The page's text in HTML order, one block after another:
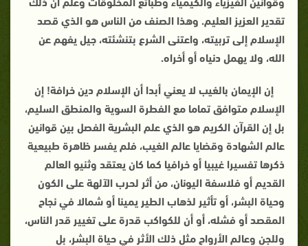
تقدير العزيز العليم. وهذا الصنف من الناس هو الذي قصد
الإسلام إلى تربيته، واعتنى الشرع بتنشئته، جيل يفهم عن
الله، ولا يهمل دنياه أو أخراه.
إن الإيمان بالغيب لا يعني أبدا أن الإسلام دين خرافة! إن
الإسلام متوافق تماما مع الفطرة السوية والمنطق السليم،
بل إن القرآن الكريم هو الذي علم البشرية الفصل بين قوانين
عالم الشهادة وقضايا عالم الغيب، فلم يفسر ظاهرة طبيعية
ذكرها تفسيرا غيبيا أو خرافيا كما كان يعتقد وثنيو العالم
القديم أو فلاسفة اليونان، من أثر لحرب الآلهة على الكون
وحياة البشر، أو تأثير لذهاب الطير يمينا أو شمالا في نجاح
المقصد أو فشله، أو أن للكواكب قدرة على تغيير قدر الناس،
وللجن وعالم الأرواح مثل ذلك الأثر في حياة البشر، بل